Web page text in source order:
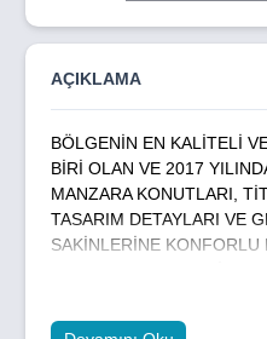
5
of
AÇIKLAMA
BÖLGENİN EN KALİTELİ
BİRİ OLAN VE 2017
MANZARA KONUTLARI,
TASARIM DETAYLARI VE
SAKİNLERİNE KONFORLU
OLUŞTURUYOR.